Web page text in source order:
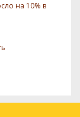
на 10% в